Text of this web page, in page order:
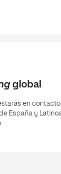
global
en
España y